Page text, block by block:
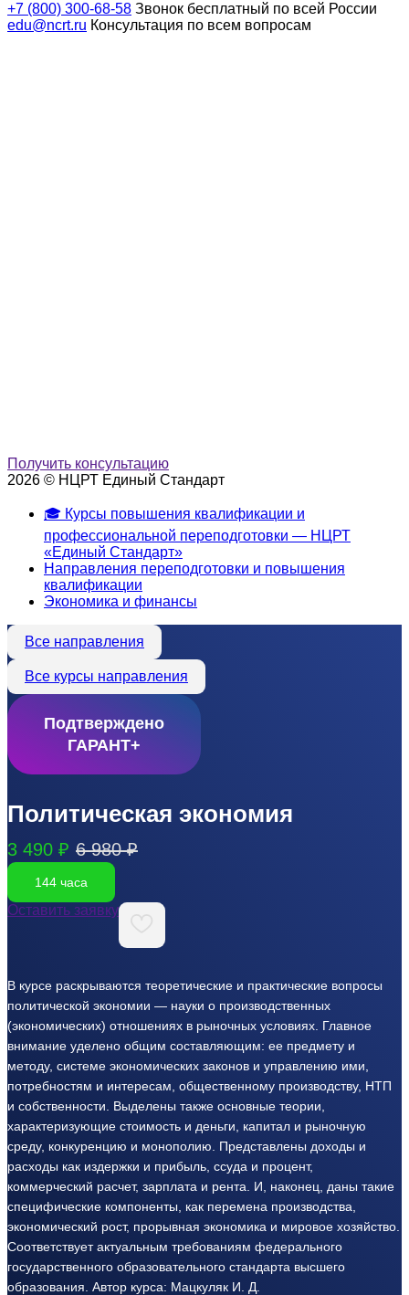
+7 (800) 300-68-58 Звонок бесплатный по всей России
edu@ncrt.ru Консультация по всем вопросам
Получить консультацию
2026 © НЦРТ Единый Стандарт
🎓 Курсы повышения квалификации и
профессиональной переподготовки — НЦРТ
«Единый Стандарт»
Направления переподготовки и повышения
квалификации
Экономика и финансы
Все направления
Все курсы направления
Политическая экономия
3 490 ₽ 6 980 ₽
144 часа
Оставить заявку
Подтверждено
ГАРАНТ+
В курсе раскрываются теоретические и практические вопросы
политической экономии — науки о производственных
(экономических) отношениях в рыночных условиях. Главное
внимание уделено общим составляющим: ее предмету и
методу, системе экономических законов и управлению ими,
потребностям и интересам, общественному производству, НТП
и собственности. Выделены также основные теории,
характеризующие стоимость и деньги, капитал и рыночную
среду, конкуренцию и монополию. Представлены доходы и
расходы как издержки и прибыль, ссуда и процент,
коммерческий расчет, зарплата и рента. И, наконец, даны такие
специфические компоненты, как перемена производства,
экономический рост, прорывная экономика и мировое хозяйство.
Соответствует актуальным требованиям федерального
государственного образовательного стандарта высшего
образования. Автор курса: Мацкуляк И. Д.